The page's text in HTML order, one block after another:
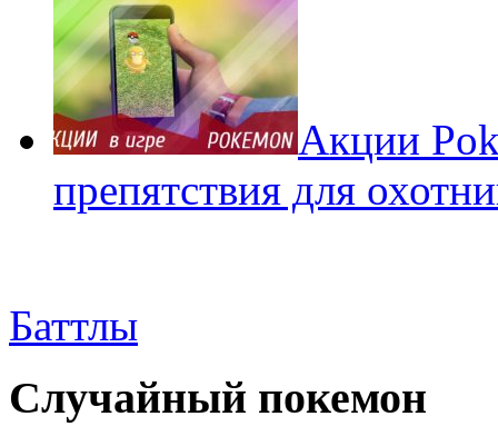
Акции
препятствия для
Баттлы
Случайный покемон